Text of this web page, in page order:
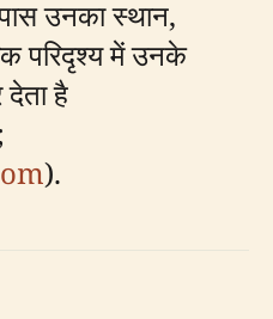
उनका स्थान,
परिदृश्य में उनके
है
).